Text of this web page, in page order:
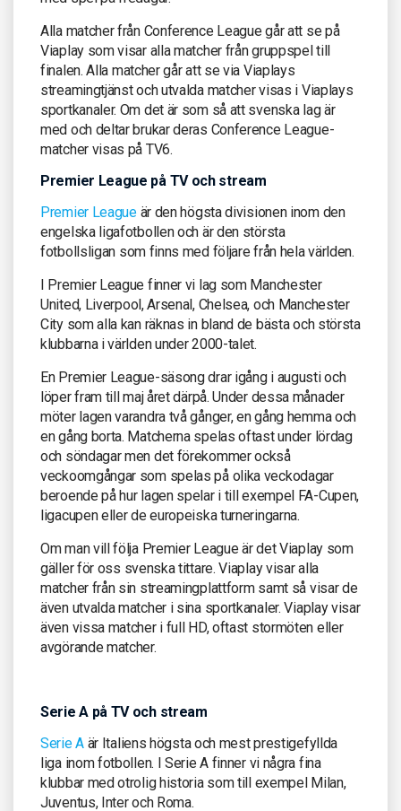
Alla matcher från Conference League går att se på
Viaplay som visar alla matcher från gruppspel till
finalen. Alla matcher går att se via Viaplays
streamingtjänst och utvalda matcher visas i Viaplays
sportkanaler. Om det är som så att svenska lag är
med och deltar brukar deras Conference League-
matcher visas på TV6.
Premier League på TV och stream
Premier Leagueär den högsta divisionen inom den
engelska ligafotbollen och är den största
fotbollsligan som finns med följare från hela världen.
I Premier League finner vi lag som Manchester
United, Liverpool, Arsenal, Chelsea, och Manchester
City som alla kan räknas in bland de bästa och största
klubbarna i världen under 2000-talet.
En Premier League-säsong drar igång i augusti och
löper fram till maj året därpå. Under dessa månader
möter lagen varandra två gånger, en gång hemma och
en gång borta. Matcherna spelas oftast under lördag
och söndagar men det förekommer också
veckoomgångar som spelas på olika veckodagar
beroende på hur lagen spelar i till exempel FA-Cupen,
ligacupen eller de europeiska turneringarna.
Om man vill följa Premier League är det Viaplay som
gäller för oss svenska tittare. Viaplay visar alla
matcher från sin streamingplattform samt så visar de
även utvalda matcher i sina sportkanaler. Viaplay visar
även vissa matcher i full HD, oftast stormöten eller
avgörande matcher.
Serie A på TV och stream
Serie Aär Italiens högsta och mest prestigefyllda
liga inom fotbollen. I Serie A finner vi några fina
klubbar med otrolig historia som till exempel Milan,
Juventus, Inter och Roma.